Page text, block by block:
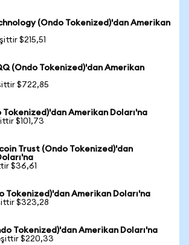
(Ondo Tokenized)'dan Amerikan
$215,51
(Ondo Tokenized)'dan Amerikan
$722,85
Tokenized)'dan Amerikan Doları'na
$101,73
Trust (Ondo Tokenized)'dan
$36,61
Tokenized)'dan Amerikan Doları'na
$323,28
Tokenized)'dan Amerikan Doları'na
$220,33